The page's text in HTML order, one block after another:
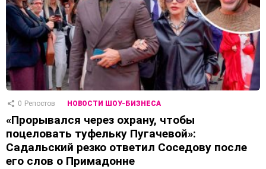
0 Репостов НОВОСТИ ШОУ-БИЗНЕСА
«Прорывался через охрану, чтобы
поцеловать туфельку Пугачевой»:
Садальский резко ответил Соседову после
его слов о Примадонне